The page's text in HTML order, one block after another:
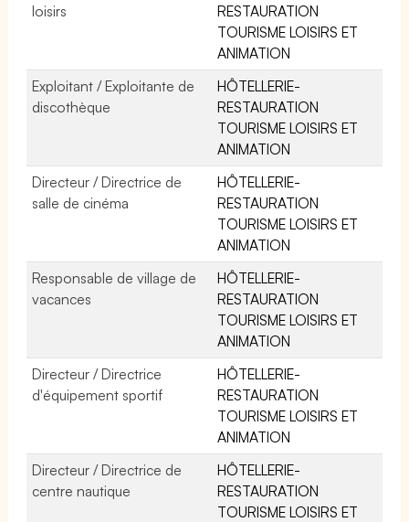
loisirs
RESTAURATION
TOURISME LOISIRS ET
ANIMATION
Exploitant / Exploitante de
discothèque
HÔTELLERIE-
RESTAURATION
TOURISME LOISIRS ET
ANIMATION
Directeur / Directrice de
salle de cinéma
HÔTELLERIE-
RESTAURATION
TOURISME LOISIRS ET
ANIMATION
Responsable de village de
vacances
HÔTELLERIE-
RESTAURATION
TOURISME LOISIRS ET
ANIMATION
Directeur / Directrice
d'équipement sportif
HÔTELLERIE-
RESTAURATION
TOURISME LOISIRS ET
ANIMATION
Directeur / Directrice de
centre nautique
HÔTELLERIE-
RESTAURATION
TOURISME LOISIRS ET